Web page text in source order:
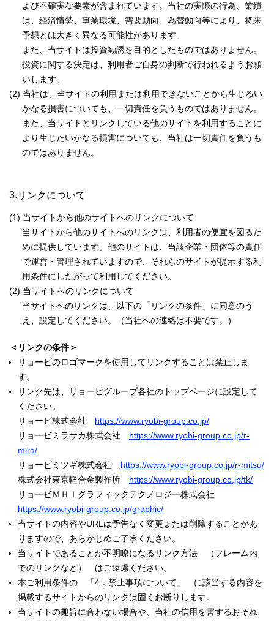
よび不確実な要素が含まれています。当社の実際の行為、業績
は、経済情勢、事業環境、需要動向、為替動向等により、将来
予想とは大きく異なる可能性があります。
また、当サイトは投資勧誘を目的としたものではありません。
投資に関する決定は、利用者ご自身の判断で行われるようお願
いします。
(2) 当社は、当サイトの利用または利用できないことから生じるい
かなる損害についても、一切責任を負うものではありません。
また、当サイトとリンクしている他のサイトを利用することに
より生じたいかなる損害についても、当社は一切責任を負うも
のではありません。
3.リンクについて
(1) 当サイトから他のサイトへのリンクについて
当サイトから他のサイトへのリンクは、利用者の便宜を図るた
めに提供しています。他のサイトは、当該企業・団体等の責任
で運営・管理されていますので、それらのサイトが提示する利
用条件にしたがって利用してください。
(2) 当サイトへのリンクについて
当サイトへのリンクは、以下の「リンクの条件」に同意のう
え、設定してください。（当社への連絡は不要です。）
＜リンクの条件＞
リョービのロゴマークを使用してリンクすることは禁止しま
す。
リンク先は、リョービグループ各社のトップページに設定して
ください。
リョービ株式会社 https://www.ryobi-group.co.jp/
リョービミラサカ株式会社 https://www.ryobi-group.co.jp/r-
mira/
リョービミツギ株式会社 https://www.ryobi-group.co.jp/r-mitsu/
株式会社東京軽合金製作所 https://www.ryobi-group.co.jp/tk/
リョービＭＨＩグラフィックテクノロジー株式会社
https://www.ryobi-group.co.jp/graphic/
当サイトの内容やURLは予告なく変更または削除することがあ
りますので、あらかじめご了承ください。
当サイトであることが不明瞭になるリンク方法 （フレーム内
でのリンクなど） はご遠慮ください。
本ご利用条件の 「4．禁止事項について」 に該当する内容を
掲載するサイトからのリンクは固くお断りします。
当サイトの趣旨に合わない場合や、当社の信用を害するおそれ